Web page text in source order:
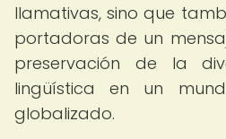
llamativas, sino que
portadoras de un
preservación de la
lingüística en un
globalizado.